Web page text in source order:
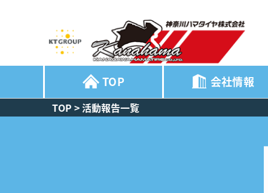
TOP 会社情報
TOP >活動報告一覧